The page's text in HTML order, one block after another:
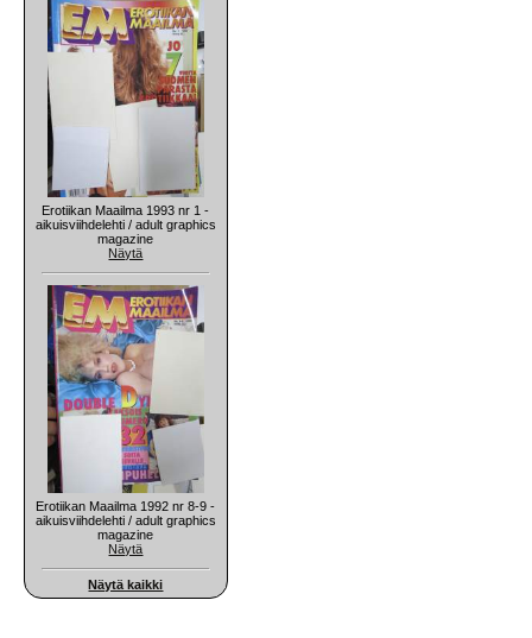
Erotiikan Maailma 1993 nr 1 -
aikuisviihdelehti / adult graphics
magazine
Näytä
Erotiikan Maailma 1992 nr 8-9 -
aikuisviihdelehti / adult graphics
magazine
Näytä
Näytä kaikki